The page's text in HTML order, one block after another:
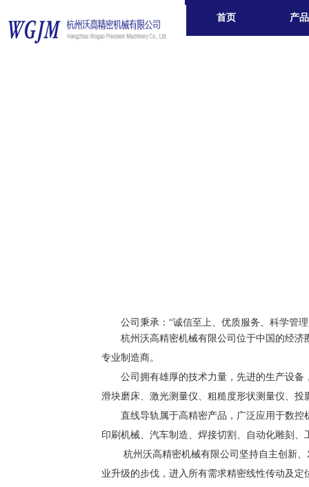
首页 产
公司秉承：“诚信至上、优质服务、科学管理
杭州沃高精密机械有限公司位于中国的经济
专业制造商。
公司拥有雄厚的技术力量，先进的生产设备
滑块磨床、激光测量仪、粗糙度形状测量仪、投
直线导轨属于高精密产品，广泛应用于数控
印刷机械、汽车制造、焊接切割、自动化雕刻
杭州沃高精密机械有限公司坚持自主创新、
业升级的步伐，进入所有需求精密线性传动及定